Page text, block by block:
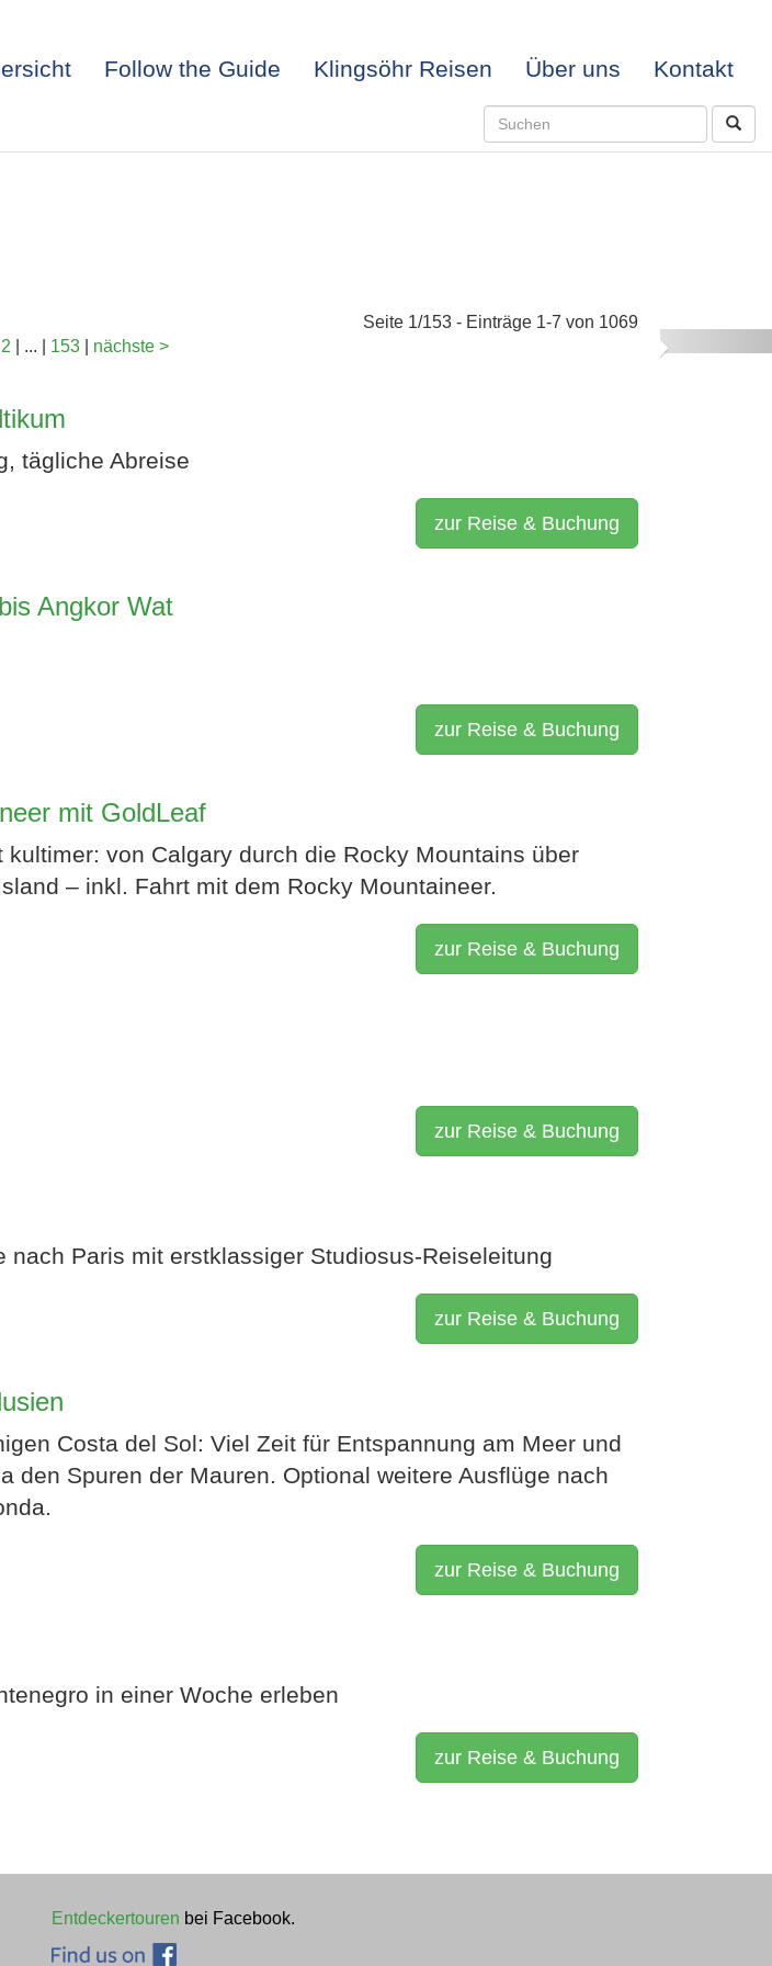
Follow the Guide Klingsöhr Reisen Über uns Kontakt
TRIEST -
TRÜFFEL
war einst das Tor zum Meer
und über das...
Next
Seite 1/153 - Einträge 1-7 von 1069
2 ... 153| nächste >
tägliche Abreise
zur Reise & Buchung
Angkor Wat
zur Reise & Buchung
mit GoldLeaf
kultimer: von Calgary durch die Rocky Mountains über
– inkl. Fahrt mit dem Rocky Mountaineer.
zur Reise & Buchung
zur Reise & Buchung
nach Paris mit erstklassiger Studiosus-Reiseleitung
zur Reise & Buchung
Costa del Sol: Viel Zeit für Entspannung am Meer und
den Spuren der Mauren. Optional weitere Ausflüge nach
zur Reise & Buchung
in einer Woche erleben
zur Reise & Buchung
Entdeckertouren bei Facebook.